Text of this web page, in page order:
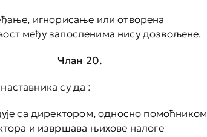
игнорисање или отворена
међу запосленима нису дозвољене.
Члан 20.
су да :
са директором, односно помоћником
и извршава њихове налоге